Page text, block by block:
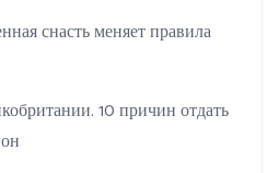
снасть меняет правила
10 причин отдать